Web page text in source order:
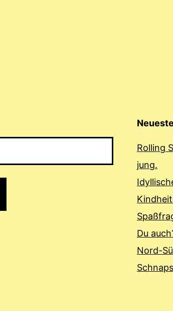
Rolling
jung.
Du
Nord-